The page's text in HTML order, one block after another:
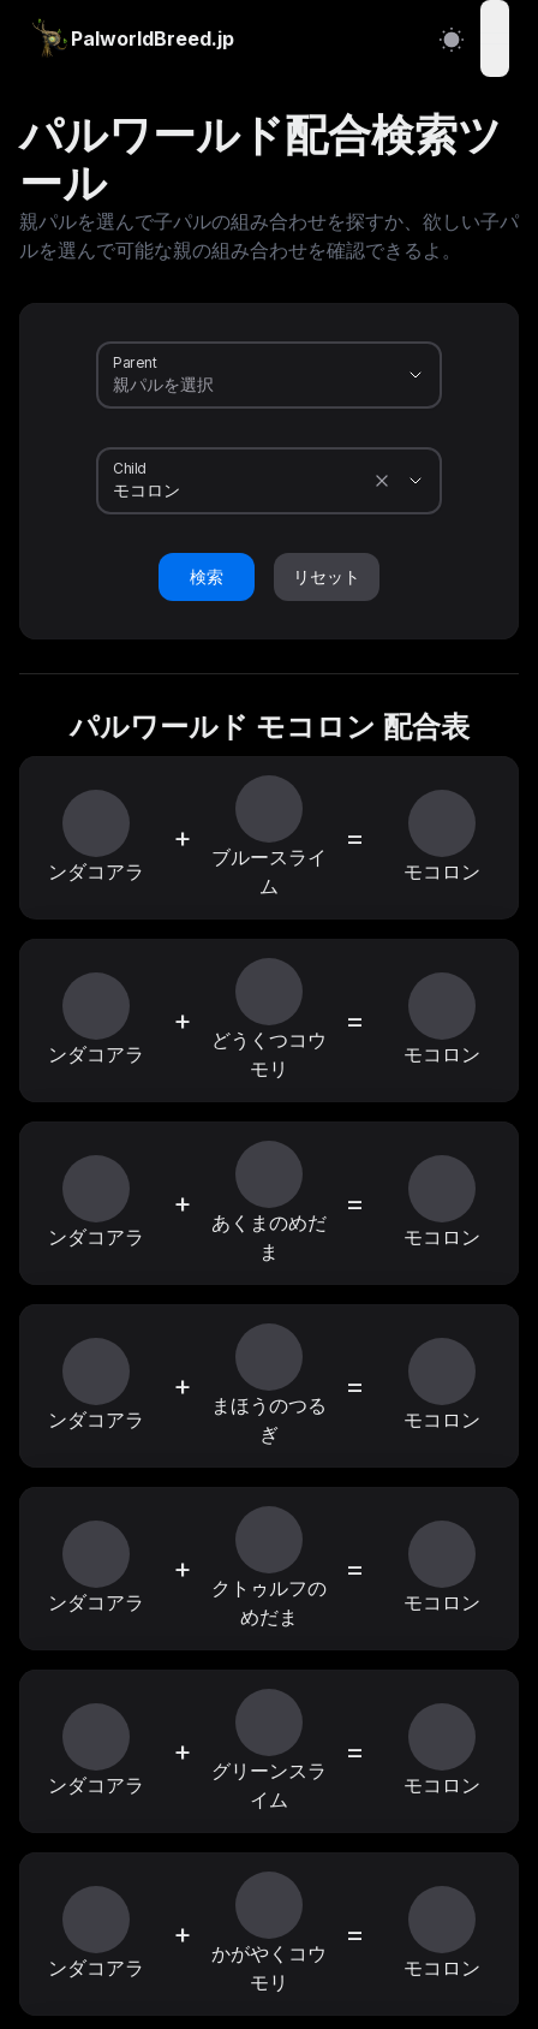
PalworldBreed.jp
パルワールド配合検索ツ
ール
親パルを選んで子パルの組み合わせを探すか、欲しい子パ
ルを選んで可能な親の組み合わせを確認できるよ。
Parent
Child
検索 リセット
パルワールド モコロン 配合表
ンダコアラ
+
ブルースライ
ム
=
モコロン
ンダコアラ
+
どうくつコウ
モリ
=
モコロン
ンダコアラ
+
あくまのめだ
ま
=
モコロン
ンダコアラ
+
まほうのつる
ぎ
=
モコロン
ンダコアラ
+
クトゥルフの
めだま
=
モコロン
ンダコアラ
+
グリーンスラ
イム
=
モコロン
ンダコアラ
+
かがやくコウ
モリ
=
モコロン